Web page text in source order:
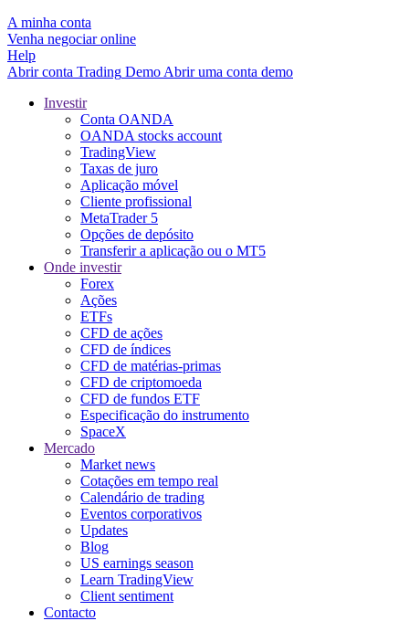
A minha conta
Venha negociar online
Help
Abrir conta Trading Demo Abrir uma conta demo
Investir
Conta OANDA
OANDA stocks account
TradingView
Taxas de juro
Aplicação móvel
Cliente profissional
MetaTrader 5
Opções de depósito
Transferir a aplicação ou o MT5
Onde investir
Forex
Ações
ETFs
CFD de ações
CFD de índices
CFD de matérias-primas
CFD de criptomoeda
CFD de fundos ETF
Especificação do instrumento
SpaceX
Mercado
Market news
Cotações em tempo real
Calendário de trading
Eventos corporativos
Updates
Blog
US earnings season
Learn TradingView
Client sentiment
Contacto